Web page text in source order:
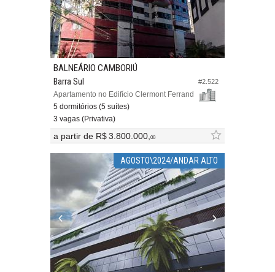
#2.522
BALNEÁRIO CAMBORIÚ
Barra Sul
Apartamento no Edifício Clermont Ferrand
5 dormitórios (5 suítes)
3 vagas (Privativa)
a partir de R$ 3.800.000,00
AGOSTO\2024/ANDAR ALTO